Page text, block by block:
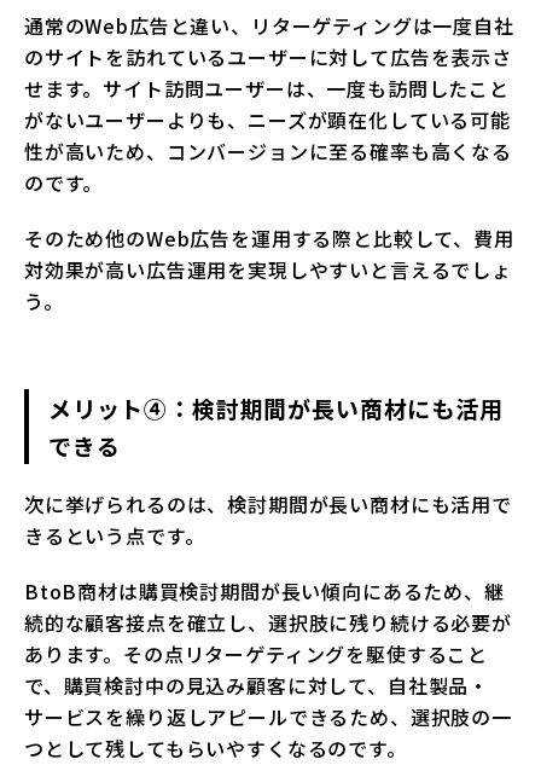
通常のWeb広告と違い、リターゲティングは一度自社
のサイトを訪れているユーザーに対して広告を表示さ
せます。サイト訪問ユーザーは、一度も訪問したこと
がないユーザーよりも、ニーズが顕在化している可能
性が高いため、コンバージョンに至る確率も高くなる
のです。
そのため他のWeb広告を運用する際と比較して、費用
対効果が高い広告運用を実現しやすいと言えるでしょ
う。
メリット④：検討期間が長い商材にも活用
できる
次に挙げられるのは、検討期間が長い商材にも活用で
きるという点です。
BtoB商材は購買検討期間が長い傾向にあるため、継
続的な顧客接点を確立し、選択肢に残り続ける必要が
あります。その点リターゲティングを駆使すること
で、購買検討中の見込み顧客に対して、自社製品・
サービスを繰り返しアピールできるため、選択肢の一
つとして残してもらいやすくなるのです。